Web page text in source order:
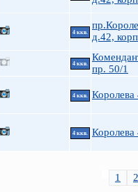
4 ккв.
д.42,
4 ккв.
пр. 50/1
4 ккв. Королева
4 ккв. Королева
1 2